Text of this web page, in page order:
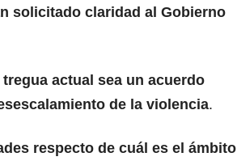
solicitado claridad al Gobierno
actual sea un acuerdo
de la violencia.
respecto de cuál es el ámbito